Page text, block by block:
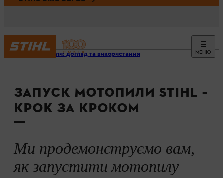
МЕНЮ
Мотопили: догляд та використання
ЗАПУСК МОТОПИЛИ STIHL –
КРОК ЗА КРОКОМ
Ми продемонструємо вам,
як запустити мотопилу